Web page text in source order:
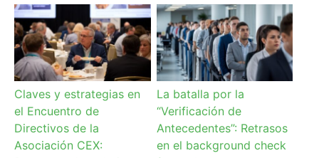
Claves y estrategias en
el Encuentro de
Directivos de la
Asociación CEX:
La batalla por la
“Verificación de
Antecedentes”: Retrasos
en el background check